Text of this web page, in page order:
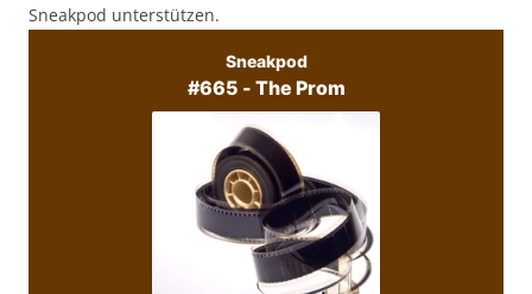
Sneakpod unterstützen.